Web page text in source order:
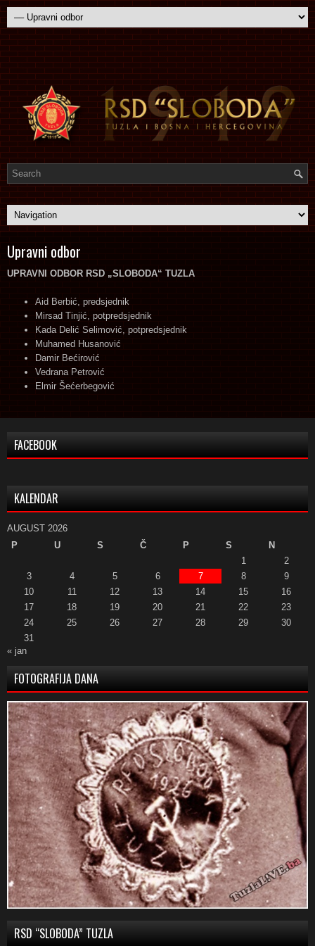
Upravni odbor
UPRAVNI ODBOR RSD „SLOBODA“ TUZLA
Aid Berbić, predsjednik
Mirsad Tinjić, potpredsjednik
Kada Delić Selimović, potpredsjednik
Muhamed Husanović
Damir Bećirović
Vedrana Petrović
Elmir Šećerbegović
FACEBOOK
KALENDAR
AUGUST 2026
P
U S Č P S
N
1
2
3
4 5 6 7 8
9
10
11 12 13 14 15
16
17
18 19 20 21 22
23
24
25 26 27 28 29
30
31
« jan
FOTOGRAFIJA DANA
RSD “SLOBODA” TUZLA